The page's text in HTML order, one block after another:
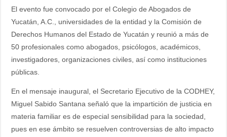
El evento fue convocado por el Colegio de Abogados de
Yucatán, A.C., universidades de la entidad y la Comisión de
Derechos Humanos del Estado de Yucatán y reunió a más de
50 profesionales como abogados, psicólogos, académicos,
investigadores, organizaciones civiles, así como instituciones
públicas.
En el mensaje inaugural, el Secretario Ejecutivo de la CODHEY,
Miguel Sabido Santana señaló que la impartición de justicia en
materia familiar es de especial sensibilidad para la sociedad,
pues en ese ámbito se resuelven controversias de alto impacto